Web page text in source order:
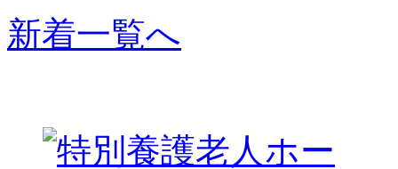
新着一覧へ